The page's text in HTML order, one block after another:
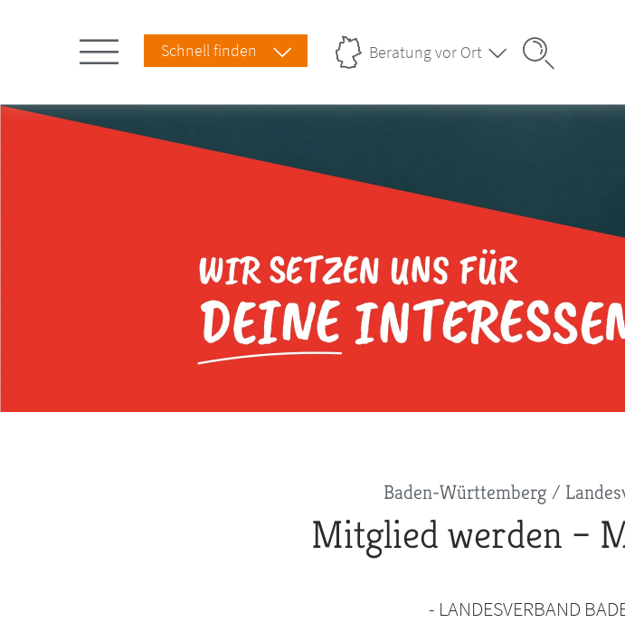
Schnell finden Beratung vor Ort
Baden-Württemberg
Mitglied werden –
- LANDESVERBAND